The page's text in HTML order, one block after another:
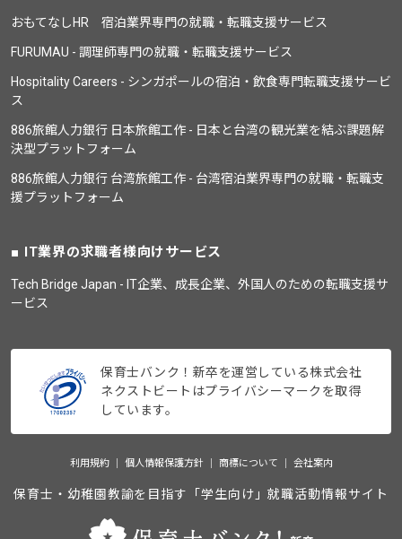
おもてなしHR 宿泊業界専門の就職・転職支援サービス
FURUMAU - 調理師専門の就職・転職支援サービス
Hospitality Careers - シンガポールの宿泊・飲食専門転職支援サービ
ス
886旅館人力銀行 日本旅館工作 - 日本と台湾の観光業を結ぶ課題解
決型プラットフォーム
886旅館人力銀行 台湾旅館工作 - 台湾宿泊業界専門の就職・転職支
援プラットフォーム
IT業界の求職者様向けサービス
Tech Bridge Japan - IT企業、成長企業、外国人のための転職支援サ
ービス
保育士バンク！新卒を運営している株式会社
ネクストビートはプライバシーマークを取得
しています。
利用規約 個人情報保護方針 商標について 会社案内
保育士・幼稚園教諭を目指す「学生向け」就職活動情報サイト